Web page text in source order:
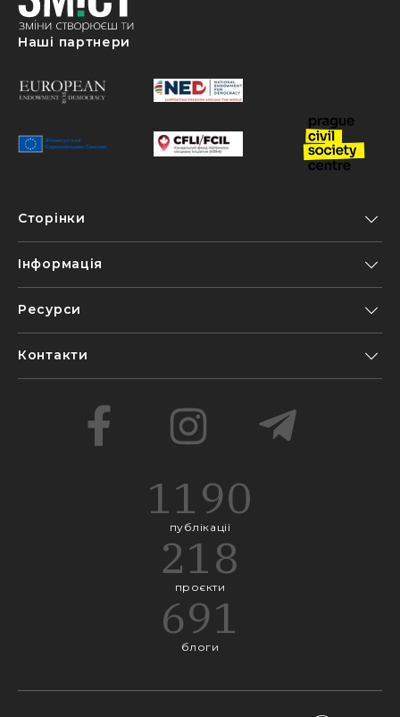
Наші партнери
Сторінки
Інформація
Ресурси
Контакти
1190
публікації
218
проєкти
691
блоги